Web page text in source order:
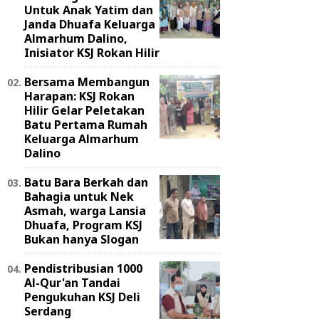
Untuk Anak Yatim dan
Janda Dhuafa Keluarga
Almarhum Dalino,
Inisiator KSJ Rokan Hilir
Bersama Membangun
Harapan: KSJ Rokan
Hilir Gelar Peletakan
Batu Pertama Rumah
Keluarga Almarhum
Dalino
Batu Bara Berkah dan
Bahagia untuk Nek
Asmah, warga Lansia
Dhuafa, Program KSJ
Bukan hanya Slogan
Pendistribusian 1000
Al-Qur'an Tandai
Pengukuhan KSJ Deli
Serdang